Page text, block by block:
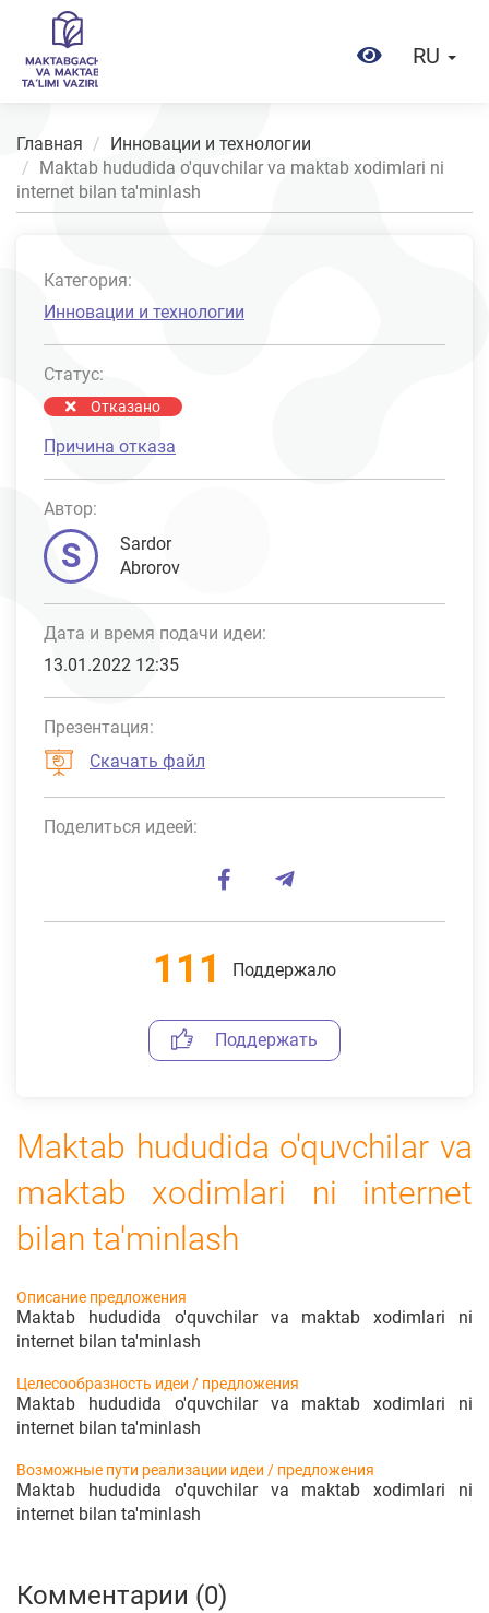
RU
Главная
Инновации и технологии
Maktab hududida o'quvchilar va maktab xodimlari ni
internet bilan ta'minlash
Maktab hududida o'quvchilar va
maktab xodimlari ni internet
bilan ta'minlash
Описание предложения
Maktab hududida o'quvchilar va maktab xodimlari ni
internet bilan ta'minlash
Целесообразность идеи / предложения
Maktab hududida o'quvchilar va maktab xodimlari ni
internet bilan ta'minlash
Возможные пути реализации идеи / предложения
Maktab hududida o'quvchilar va maktab xodimlari ni
internet bilan ta'minlash
Комментарии (0)
Категория:
Инновации и технологии
Статус:
Отказано
Причина отказа
Автор:
S
Sardor
Abrorov
Дата и время подачи идеи:
13.01.2022 12:35
Презентация:
Скачать файл
Поделиться идеей:
111 Поддержало
Поддержать